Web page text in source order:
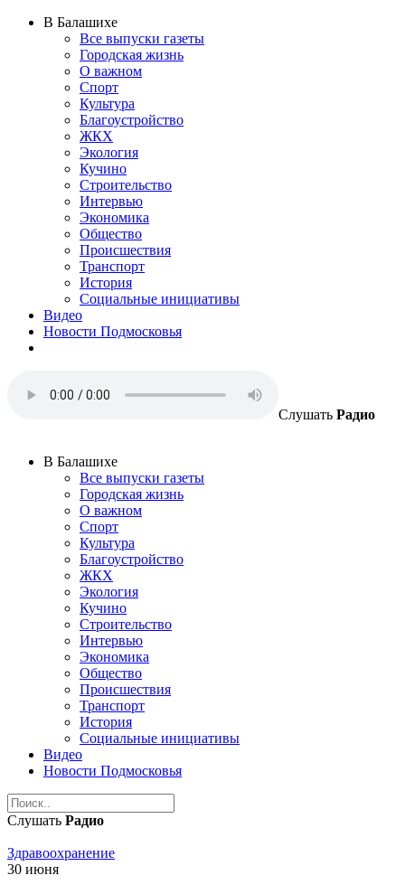
В Балашихе
Все выпуски газеты
Городская жизнь
О важном
Спорт
Культура
Благоустройство
ЖКХ
Экология
Кучино
Строительство
Интервью
Экономика
Общество
Происшествия
Транспорт
История
Социальные инициативы
Видео
Новости Подмосковья
Слушать Радио
В Балашихе
Все выпуски газеты
Городская жизнь
О важном
Спорт
Культура
Благоустройство
ЖКХ
Экология
Кучино
Строительство
Интервью
Экономика
Общество
Происшествия
Транспорт
История
Социальные инициативы
Видео
Новости Подмосковья
Слушать Радио
Здравоохранение
30 июня